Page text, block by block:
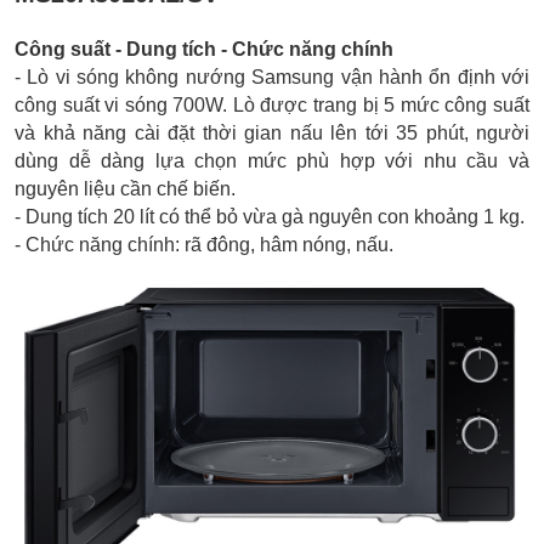
Công suất - Dung tích - Chức năng chính
- Lò vi sóng không nướng Samsung vận hành ổn định với
công suất vi sóng 700W. Lò được trang bị 5 mức công suất
và khả năng cài đặt thời gian nấu lên tới 35 phút, người
dùng dễ dàng lựa chọn mức phù hợp với nhu cầu và
nguyên liệu cần chế biến.
- Dung tích 20 lít có thể bỏ vừa gà nguyên con khoảng 1 kg.
- Chức năng chính: rã đông, hâm nóng, nấu.